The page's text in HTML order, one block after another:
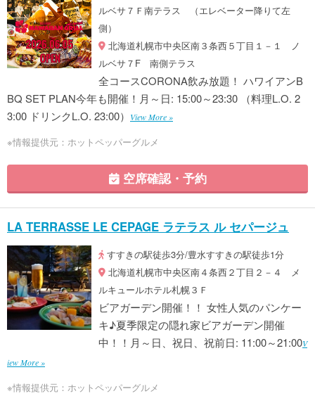
ルベサ７Ｆ南テラス （エレベーター降りて左
側）
北海道札幌市中央区南３条西５丁目１－１ ノ
ルベサ７F 南側テラス
全コースCORONA飲み放題！ ハワイアンB
BQ SET PLAN今年も開催！月～日: 15:00～23:30 （料理L.O. 2
3:00 ドリンクL.O. 23:00）
View More »
※情報提供元：ホットペッパーグルメ
空席確認・予約
LA TERRASSE LE CEPAGE ラテラス ル セパージュ
すすきの駅徒歩3分/豊水すすきの駅徒歩1分
北海道札幌市中央区南４条西２丁目２－４ メ
ルキュールホテル札幌３Ｆ
ビアガーデン開催！！ 女性人気のパンケー
キ♪夏季限定の隠れ家ビアガーデン開催
中！！月～日、祝日、祝前日: 11:00～21:00V
iew More »
※情報提供元：ホットペッパーグルメ